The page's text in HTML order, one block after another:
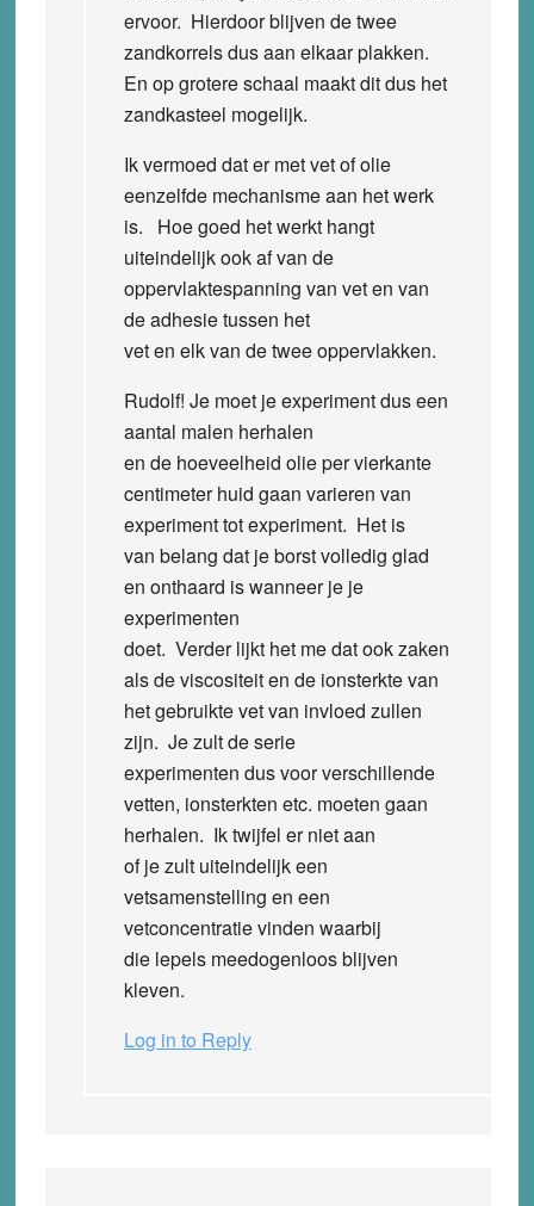
ervoor. Hierdoor blijven de twee
zandkorrels dus aan elkaar plakken.
En op grotere schaal maakt dit dus het
zandkasteel mogelijk.
Ik vermoed dat er met vet of olie
eenzelfde mechanisme aan het werk
is. Hoe goed het werkt hangt
uiteindelijk ook af van de
oppervlaktespanning van vet en van
de adhesie tussen het
vet en elk van de twee oppervlakken.
Rudolf! Je moet je experiment dus een
aantal malen herhalen
en de hoeveelheid olie per vierkante
centimeter huid gaan varieren van
experiment tot experiment. Het is
van belang dat je borst volledig glad
en onthaard is wanneer je je
experimenten
doet. Verder lijkt het me dat ook zaken
als de viscositeit en de ionsterkte van
het gebruikte vet van invloed zullen
zijn. Je zult de serie
experimenten dus voor verschillende
vetten, ionsterkten etc. moeten gaan
herhalen. Ik twijfel er niet aan
of je zult uiteindelijk een
vetsamenstelling en een
vetconcentratie vinden waarbij
die lepels meedogenloos blijven
kleven.
Log in to Reply